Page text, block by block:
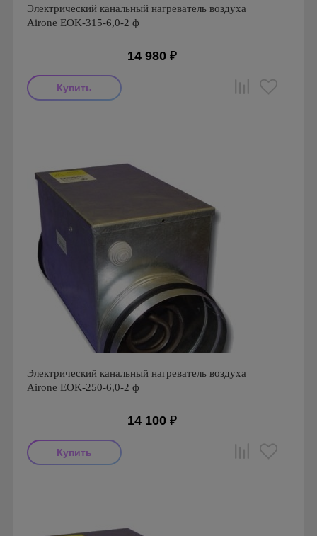
Электрический канальный нагреватель воздуха
Airone EOK-315-6,0-2 ф
14 980 ₽
Электрический канальный нагреватель воздуха
Airone EOK-250-6,0-2 ф
14 100 ₽